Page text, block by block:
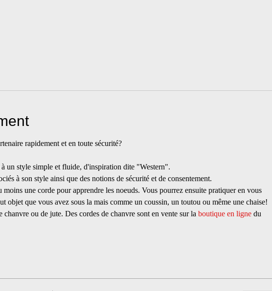
rapidement et en toute sécurité?
un style simple et fluide, d'inspiration dite "Western".
à son style ainsi que des notions de sécurité et de consentement.
une corde pour apprendre les noeuds. Vous pourrez ensuite pratiquer en vous
objet que vous avez sous la mais comme un coussin, un toutou ou même une chaise!
ou de jute. Des cordes de chanvre sont en vente sur la boutique en ligne du